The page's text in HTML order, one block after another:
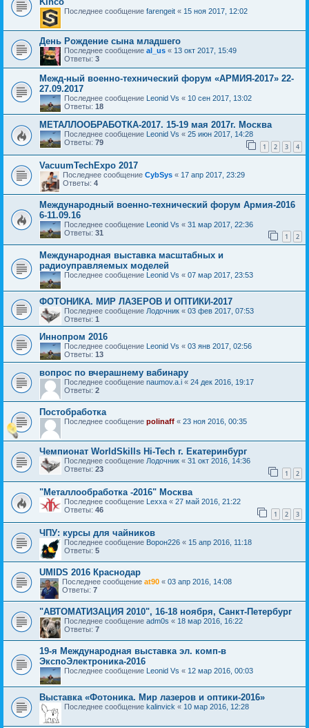
Последнее сообщение farengeit « 15 ноя 2017, 12:02
День Рождение сына младшего
Последнее сообщение al_us « 13 окт 2017, 15:49
Ответы: 3
Межд-ный военно-технический форум «АРМИЯ-2017» 22-
27.09.2017
Последнее сообщение Leonid Vs « 10 сен 2017, 13:02
Ответы: 18
МЕТАЛЛООБРАБОТКА-2017. 15-19 мая 2017г. Москва
Последнее сообщение Leonid Vs « 25 июн 2017, 14:28
Ответы: 79 1 2 3 4
VacuumTechExpo 2017
Последнее сообщение CybSys « 17 апр 2017, 23:29
Ответы: 4
Международный военно-технический форум Армия-2016
6-11.09.16
Последнее сообщение Leonid Vs « 31 мар 2017, 22:36
Ответы: 31 1 2
Международная выставка масштабных и
радиоуправляемых моделей
Последнее сообщение Leonid Vs « 07 мар 2017, 23:53
ФОТОНИКА. МИР ЛАЗЕРОВ И ОПТИКИ-2017
Последнее сообщение Лодочник « 03 фев 2017, 07:53
Ответы: 1
Иннопром 2016
Последнее сообщение Leonid Vs « 03 янв 2017, 02:56
Ответы: 13
вопрос по вчерашнему вабинару
Последнее сообщение naumov.a.i « 24 дек 2016, 19:17
Ответы: 2
Постобработка
Последнее сообщение polinaff « 23 ноя 2016, 00:35
Чемпионат WorldSkills Hi-Tech г. Екатеринбург
Последнее сообщение Лодочник « 31 окт 2016, 14:36
Ответы: 23 1 2
"Металлообработка -2016" Москва
Последнее сообщение Lexxa « 27 май 2016, 21:22
Ответы: 46 1 2 3
ЧПУ: курсы для чайников
Последнее сообщение Ворон226 « 15 апр 2016, 11:18
Ответы: 5
UMIDS 2016 Краснодар
Последнее сообщение at90 « 03 апр 2016, 14:08
Ответы: 7
"АВТОМАТИЗАЦИЯ 2010", 16-18 ноября, Санкт-Петербург
Последнее сообщение adm0s « 18 мар 2016, 16:22
Ответы: 7
19-я Международная выставка эл. комп-в
ЭкспоЭлектроника-2016
Последнее сообщение Leonid Vs « 12 мар 2016, 00:03
Выставка «Фотоника. Мир лазеров и оптики-2016»
Последнее сообщение kalinvick « 10 мар 2016, 12:28